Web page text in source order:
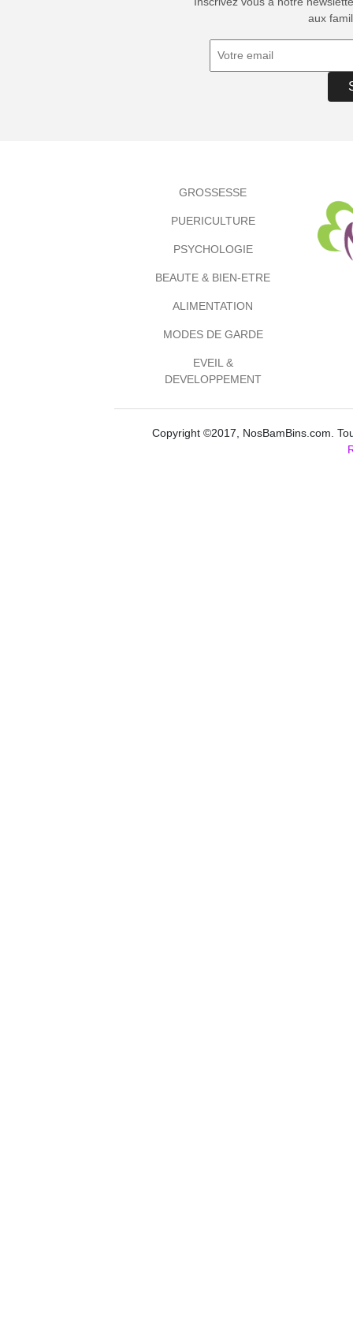
aux
GROSSESSE
PUERICULTURE
PSYCHOLOGIE
BEAUTE & BIEN-ETRE
ALIMENTATION
MODES DE GARDE
EVEIL &
DEVELOPPEMENT
Copyright ©2017, NosBamBins.com.